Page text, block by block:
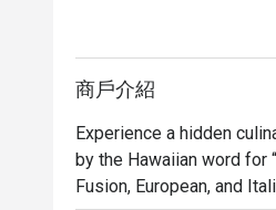
商戶介紹
Experience a hidden
by the Hawaiian word for
Fusion, European, and